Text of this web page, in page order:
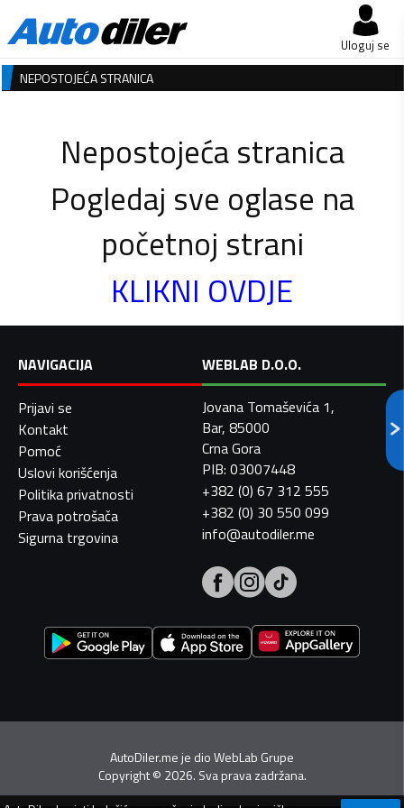
Uloguj se
NEPOSTOJEĆA STRANICA
Nepostojeća stranica
Pogledaj sve oglase na
početnoj strani
KLIKNI OVDJE
NAVIGACIJA
Prijavi se
Kontakt
Pomoć
Uslovi korišćenja
Politika privatnosti
Prava potrošača
Sigurna trgovina
WEBLAB D.O.O.
Jovana Tomaševića 1,
Bar, 85000
Crna Gora
PIB: 03007448
+382 (0) 67 312 555
+382 (0) 30 550 099
info@autodiler.me
AutoDiler.me je dioWebLab Grupe
Copyright© 2026. Sva prava zadržana.